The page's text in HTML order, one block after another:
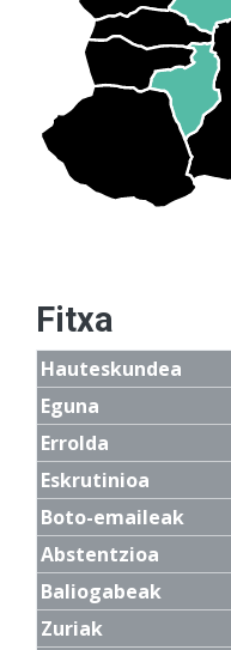
Fitxa
Hauteskundea
Eguna
Errolda
Eskrutinioa
Boto-emaileak
Abstentzioa
Baliogabeak
Zuriak